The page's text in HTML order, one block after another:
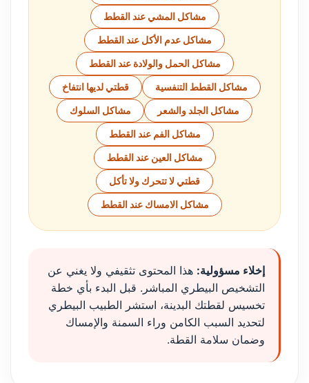
مشاكل المشي عند القطط
مشاكل عدم الأكل عند القطط
مشاكل الحمل والولادة عند القطط
مشاكل القطط التنفسية قطتي لديها انتفاخ
مشاكل الجلد والشعر مشاكل السلوك
مشاكل الفم عند القطط
مشاكل العين عند القطط
قطتي لا تتحرك ولا تأكل
مشاكل الامساك عند القطط
إخلاء مسؤولية: هذا المحتوى تثقيفي ولا يغني عن
التشخيص البيطري المباشر. قبل البدء بأي خطة
تخسيس لقطتك البدينة، استشر الطبيب البيطري
لتحديد السبب الكامن وراء السمنة والإمساك
وضمان سلامة القطة.